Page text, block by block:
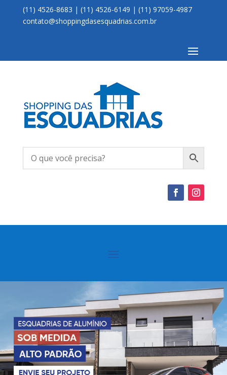
(11) 4526-8683 | (11) 4526-6149 | (11) 97059-4987
contato@shoppingdasesquadrias.com.br